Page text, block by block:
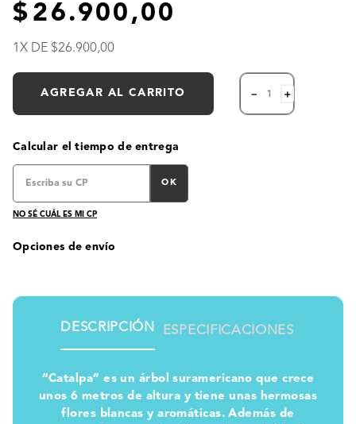
26.900,00
1 X DE 26.900,00
AGREGAR AL CARRITO ＋
－
Calcular el tiempo de entrega
OK
NO SÉ CUÁL ES MI CP
Opciones de envío
DESCRIPCIÓN ESPECIFICACIONES
“Catalpa” es un árbol suramericano que crece
unos 6 metros de altura y tiene unas hermosas
flores blancas y aromáticas. Además de